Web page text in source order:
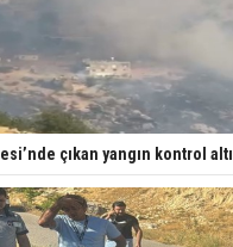
çıkan yangın kontrol